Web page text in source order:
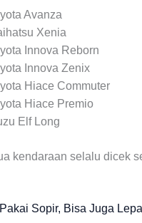
Avanza
Xenia
Innova Reborn
Innova Zenix
Hiace Commuter
Hiace Premio
Elf Long
kendaraan selalu dicek
Sopir, Bisa Juga